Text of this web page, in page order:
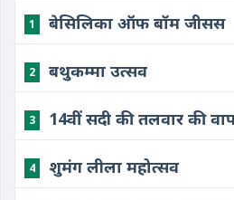
1 बेसिलिका ऑफ बॉम जीसस
2 बथुकम्मा उत्सव
3 14वीं सदी की तलवार की
4 शुमंग लीला महोत्सव